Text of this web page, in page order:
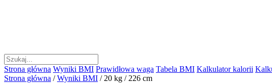
Strona główna Wyniki BMI Prawidłowa waga Tabela BMI Kalkulator kalorii
Strona główna / Wyniki BMI / 20 kg / 226 cm